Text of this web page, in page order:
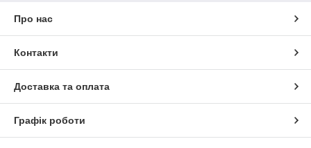
Про нас
Контакти
Доставка та оплата
Графік роботи